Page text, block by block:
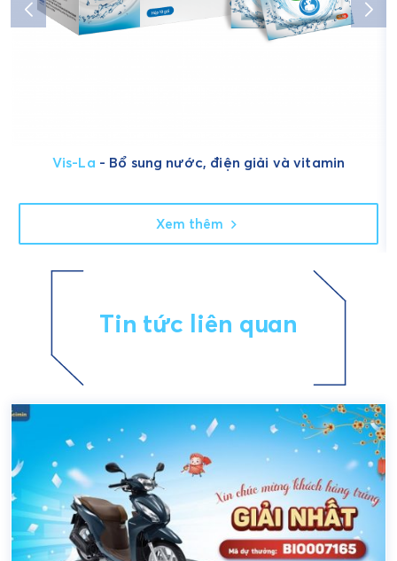
Vis-La - Bổ sung nước, điện giải và vitamin
Xem thêm
Tin tức liên quan